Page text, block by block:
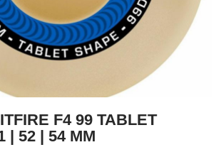
F4 99 TABLET
| 52 | 54 MM